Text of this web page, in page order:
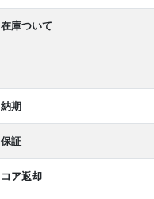
在庫ついて
納期
保証
コア返却